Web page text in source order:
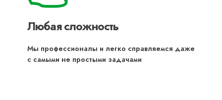
Любая сложность
Мы профессионалы и легко справляемся даже
с самыми не простыми задачами